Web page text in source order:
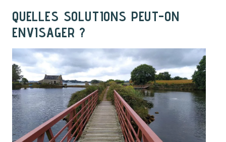
QUELLES SOLUTIONS PEUT-ON
ENVISAGER ?